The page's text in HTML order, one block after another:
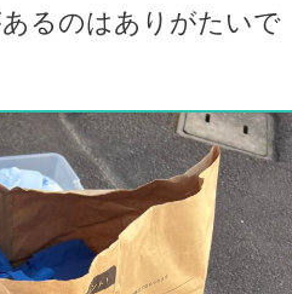
るのはありがたいで